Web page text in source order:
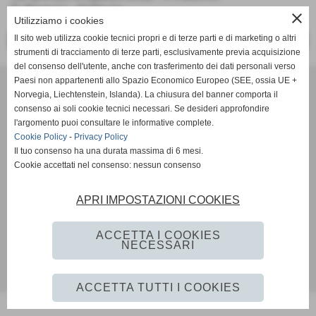
Tc Bisenzio - Ct Etruria
<< PRECEDENTE SUCCESSIVO >>
Tennis Club Bisenzio ASD
Via Ada Negri, 15 - 59100 - Prato
P.I. 01526410970 C.F 92006510488
Codice univoco: M5UXCR1
Coordinate bancarie: Banco Desio IBAN IT11A0344002811000000510100 -
Mail:info@tcbisenzio.it direzione@tcbisenzio.it
Privacy Policy -Cookie Policy
close
Utilizziamo i cookies
Il sito web utilizza cookie tecnici propri e di terze parti e di marketing o altri
strumenti di tracciamento di terze parti, esclusivamente previa acquisizione
del consenso dell'utente, anche con trasferimento dei dati personali verso
Paesi non appartenenti allo Spazio Economico Europeo (SEE, ossia UE +
Norvegia, Liechtenstein, Islanda). La chiusura del banner comporta il
consenso ai soli cookie tecnici necessari. Se desideri approfondire
l'argomento puoi consultare le informative complete.
Cookie Policy - Privacy Policy
Il tuo consenso ha una durata massima di 6 mesi.
Cookie accettati nel consenso: nessun consenso
APRI IMPOSTAZIONI COOKIES
ACCETTA I COOKIES
NECESSARI
ACCETTA TUTTI I COOKIES